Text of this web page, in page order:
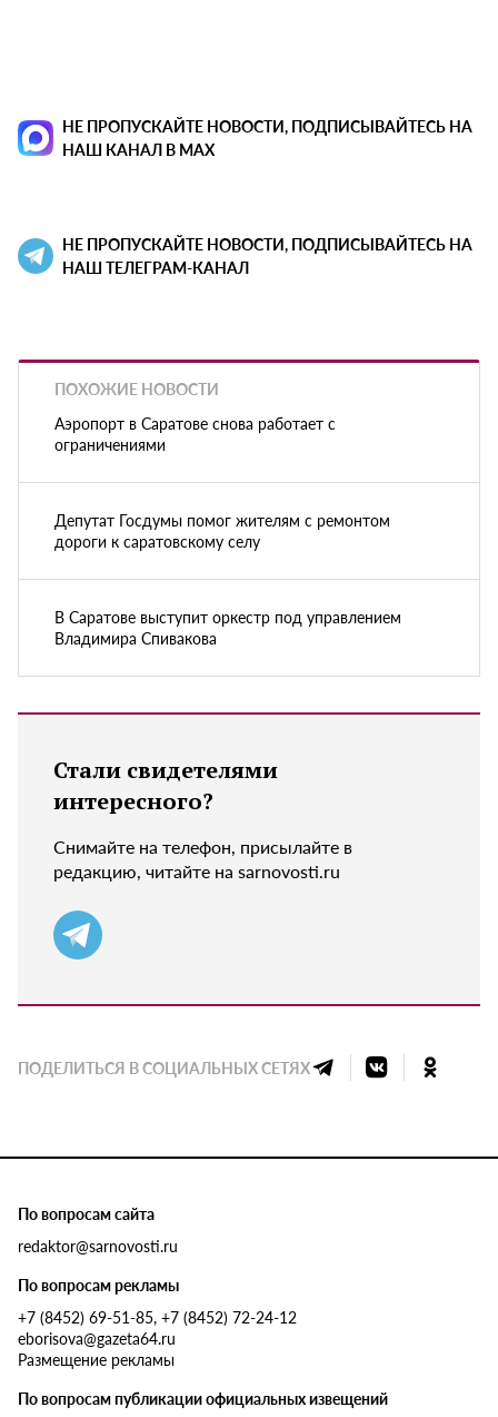
НЕ ПРОПУСКАЙТЕ НОВОСТИ, ПОДПИСЫВАЙТЕСЬ НА
НАШ КАНАЛ В MAX
НЕ ПРОПУСКАЙТЕ НОВОСТИ, ПОДПИСЫВАЙТЕСЬ НА
НАШ ТЕЛЕГРАМ-КАНАЛ
ПОХОЖИЕ НОВОСТИ
Аэропорт в Саратове снова работает с
ограничениями
Депутат Госдумы помог жителям с ремонтом
дороги к саратовскому селу
В Саратове выступит оркестр под управлением
Владимира Спивакова
Стали свидетелями
интересного?
Снимайте на телефон, присылайте в
редакцию, читайте на sarnovosti.ru
ПОДЕЛИТЬСЯ В СОЦИАЛЬНЫХ СЕТЯХ
По вопросам сайта
redaktor@sarnovosti.ru
По вопросам рекламы
+7 (8452) 69-51-85, +7 (8452) 72-24-12
eborisova@gazeta64.ru
Размещение рекламы
По вопросам публикации официальных извещений